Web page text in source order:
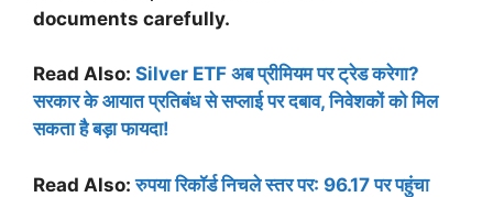
documents carefully.
Read Also: Silver ETF अब प्रीमियम पर ट्रेड करेगा?
सरकार के आयात प्रतिबंध से सप्लाई पर दबाव, निवेशकों को मिल
सकता है बड़ा फायदा!
Read Also:रुपया रिकॉर्ड निचले स्तर पर: 96.17 पर पहुंचा